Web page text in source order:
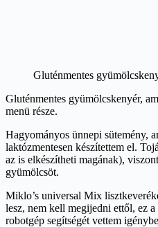
Gluténmentes
Gluténmentes gyümölcskenyér,
menü része.
Hagyományos ünnepi sütemény,
laktózmentesen készítettem el.
az is elkészítheti magának),
gyümölcsöt.
Miklo’s universal Mix
lesz, nem kell megijedni ettől, ez a
robotgép segítségét vettem